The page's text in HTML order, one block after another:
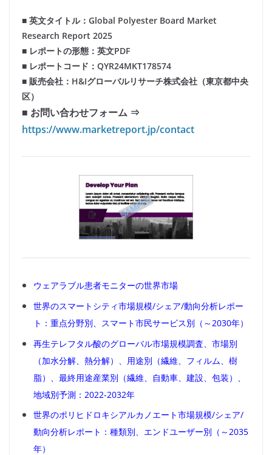
■ 英文タイトル：Global Polyester Board Market
Research Report 2025
■ レポートの形態：英文PDF
■ レポートコード：QYR24MKT178574
■ 販売会社：H&Iグローバルリサーチ株式会社（東京都中央
区）
■ お問い合わせフォーム ⇒
https://www.marketreport.jp/contact
ウェアラブル患者モニターの世界市場
世界のスマートシティ市場規模/シェア/動向分析レポー
ト：重点分野別、スマート市民サービス別（～2030年）
再生テレフタル酸のグローバル市場規模調査、市場別
（加水分解、熱分解）、用途別（繊維、フィルム、樹
脂）、最終用途産業別（繊維、自動車、建設、包装）、
地域別予測：2022-2032年
世界のポリヒドロキシアルカノエート市場規模/シェア/
動向分析レポート：種類別、エンドユーザー別（～2035
年）